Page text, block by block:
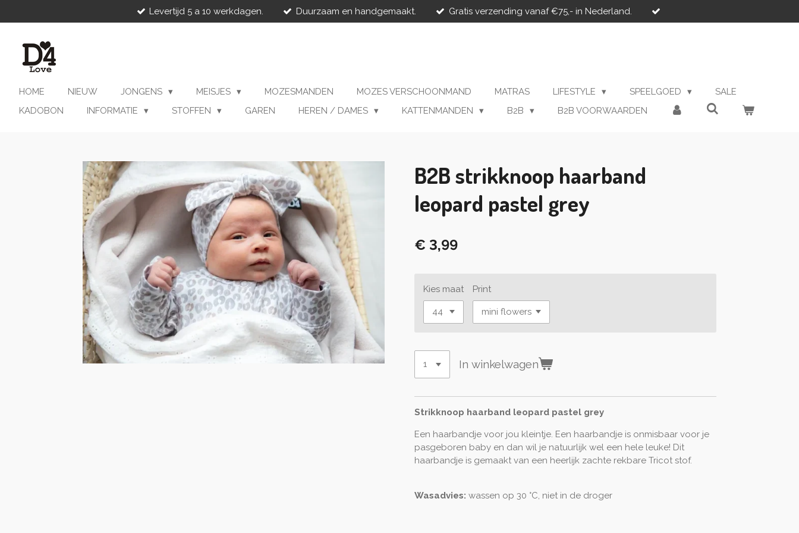
direct
hoofdinhoud
Levertijd 5 a 10 werkdagen. Duurzaam en handgemaakt. Gratis verzending vanaf €75,- in Nederland.
HOME NIEUW JONGENS MEISJES MOZESMANDEN MOZES VERSCHOONMAND MATRAS LIFESTYLE SPEELGOED
SALE
KADOBON
INFORMATIE STOFFEN GAREN HEREN / DAMES KATTENMANDEN B2B B2B VOORWAARDEN
B2B strikknoop haarband
leopard pastel grey
€ 3,99
Kies maat Print
In winkelwagen
Strikknoop haarband leopard pastel grey
Een haarbandje voor jou kleintje. Een haarbandje is onmisbaar voor je
pasgeboren baby en dan wil je natuurlijk wel een hele leuke! Dit
haarbandje is gemaakt van een heerlijk zachte rekbare Tricot stof.
Wasadvies: wassen op 30 °C, niet in de droger